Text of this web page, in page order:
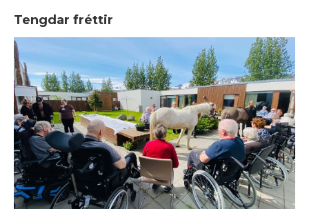
Tengdar fréttir